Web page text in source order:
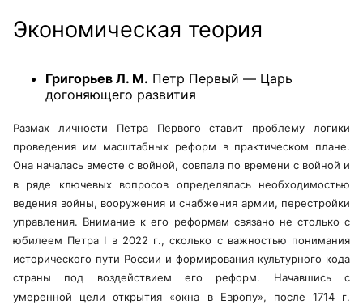
Экономическая теория
Григорьев Л. М. Петр Первый — Царь
догоняющего развития
Размах личности Петра Первого ставит проблему логики
проведения им масштабных реформ в практическом плане.
Она началась вместе с войной, совпала по времени с войной и
в ряде ключевых вопросов определялась необходимостью
ведения войны, вооружения и снабжения армии, перестройки
управления. Внимание к его реформам связано не столько с
юбилеем Петра I в 2022 г., сколько с важностью понимания
исторического пути России и формирования культурного кода
страны под воздействием его реформ. Начавшись с
умеренной цели открытия «окна в Европу», после 1714 г.